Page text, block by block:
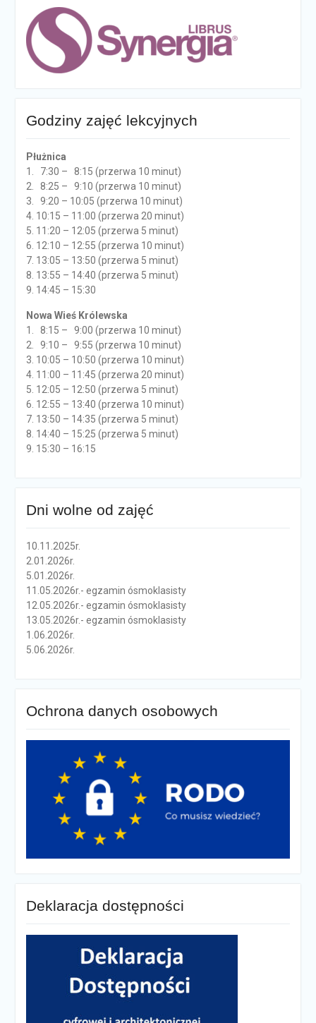
Godziny zajęć lekcyjnych
Płużnica
1. 7:30 – 8:15 (przerwa 10 minut)
2. 8:25 – 9:10 (przerwa 10 minut)
3. 9:20 – 10:05 (przerwa 10 minut)
4. 10:15 – 11:00 (przerwa 20 minut)
5. 11:20 – 12:05 (przerwa 5 minut)
6. 12:10 – 12:55 (przerwa 10 minut)
7. 13:05 – 13:50 (przerwa 5 minut)
8. 13:55 – 14:40 (przerwa 5 minut)
9. 14:45 – 15:30
Nowa Wieś Królewska
1. 8:15 – 9:00 (przerwa 10 minut)
2. 9:10 – 9:55 (przerwa 10 minut)
3. 10:05 – 10:50 (przerwa 10 minut)
4. 11:00 – 11:45 (przerwa 20 minut)
5. 12:05 – 12:50 (przerwa 5 minut)
6. 12:55 – 13:40 (przerwa 10 minut)
7. 13:50 – 14:35 (przerwa 5 minut)
8. 14:40 – 15:25 (przerwa 5 minut)
9. 15:30 – 16:15
Dni wolne od zajęć
10.11.2025r.
2.01.2026r.
5.01.2026r.
11.05.2026r.- egzamin ósmoklasisty
12.05.2026r.- egzamin ósmoklasisty
13.05.2026r.- egzamin ósmoklasisty
1.06.2026r.
5.06.2026r.
Ochrona danych osobowych
Deklaracja dostępności